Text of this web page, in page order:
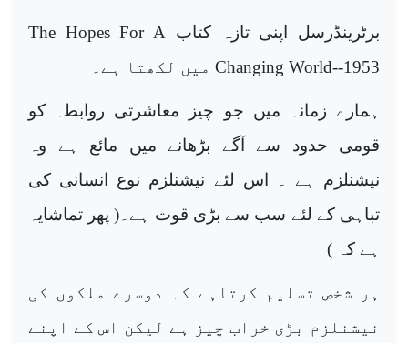
برٹرینڈرسل اپنی تازہ کتاب The Hopes For A
Changing World--1953 میں لکھتا ہے۔
ہمارے زمانہ میں جو چیز معاشرتی روابطہ کو
قومی حدود سے آگے بڑھانے میں مائع ہے وہ
نیشنلزم ہے ۔ اس لئے نیشنلزم نوع انسانی کی
تباہی کے لئے سب سے بڑی قوت ہے۔( پھر تماشایہ
ہے کہ )
ہر شخص تسلیم کرتاہے کہ دوسرے ملکوں کی
نیشنلزم بڑی خراب چیز ہے لیکن اس کے اپنے